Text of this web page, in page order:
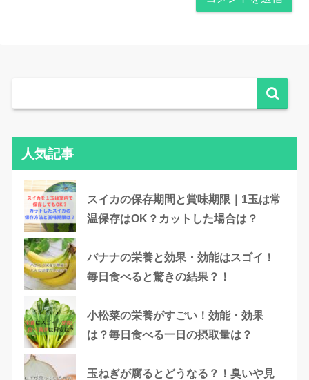
人気記事
スイカの保存期間と賞味期限｜1玉は常
温保存はOK？カットした場合は？
バナナの栄養と効果・効能はスゴイ！
毎日食べると驚きの結果？！
小松菜の栄養がすごい！効能・効果
は？毎日食べる一日の摂取量は？
玉ねぎが腐るとどうなる？！臭いや見